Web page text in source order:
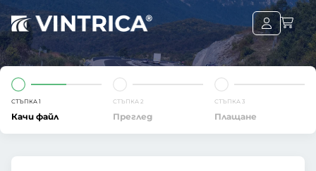
СТЪПКА 1
Качи файл
СТЪПКА 2
Преглед
СТЪПКА 3
Плащане